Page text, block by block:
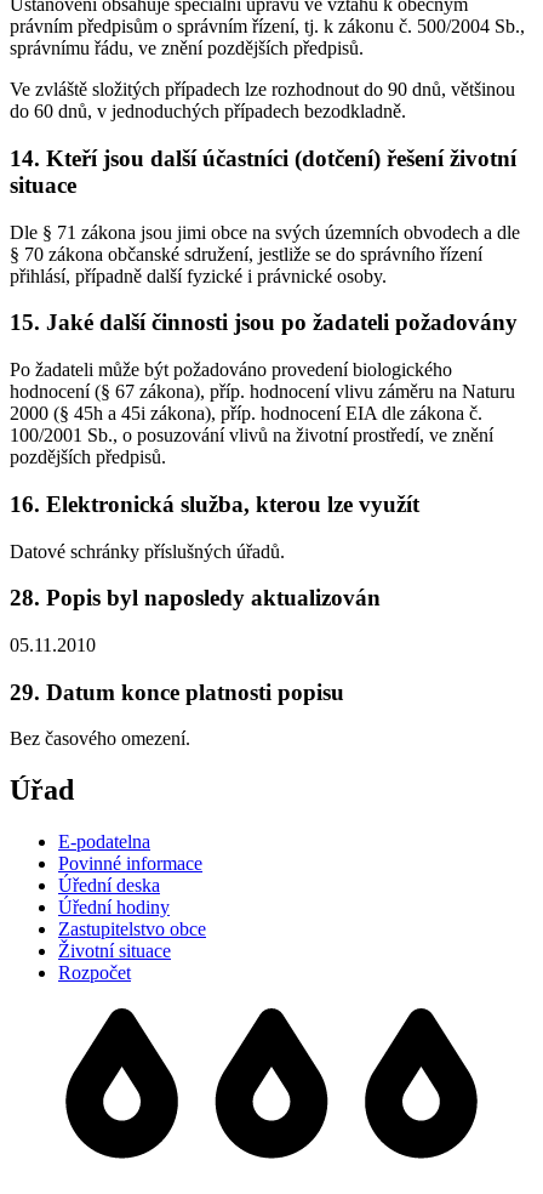
Ustanovení obsahuje speciální úpravu ve vztahu k obecným
právním předpisům o správním řízení, tj. k zákonu č. 500/2004 Sb.,
správnímu řádu, ve znění pozdějších předpisů.
Ve zvláště složitých případech lze rozhodnout do 90 dnů, většinou
do 60 dnů, v jednoduchých případech bezodkladně.
14. Kteří jsou další účastníci (dotčení) řešení životní
situace
Dle § 71 zákona jsou jimi obce na svých územních obvodech a dle
§ 70 zákona občanské sdružení, jestliže se do správního řízení
přihlásí, případně další fyzické i právnické osoby.
15. Jaké další činnosti jsou po žadateli požadovány
Po žadateli může být požadováno provedení biologického
hodnocení (§ 67 zákona), příp. hodnocení vlivu záměru na Naturu
2000 (§ 45h a 45i zákona), příp. hodnocení EIA dle zákona č.
100/2001 Sb., o posuzování vlivů na životní prostředí, ve znění
pozdějších předpisů.
16. Elektronická služba, kterou lze využít
Datové schránky příslušných úřadů.
28. Popis byl naposledy aktualizován
05.11.2010
29. Datum konce platnosti popisu
Bez časového omezení.
Úřad
E-podatelna
Povinné informace
Úřední deska
Úřední hodiny
Zastupitelstvo obce
Životní situace
Rozpočet